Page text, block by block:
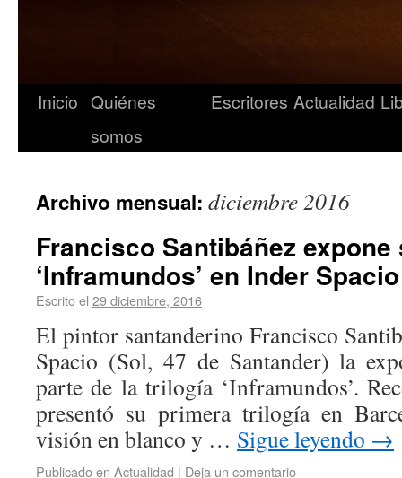
Inicio Quiénes
somos
Escritores Actualidad
Archivo mensual: diciembre 2016
Francisco Santibáñez
‘Inframundos’ en Inder Spacio
Escrito el 29 diciembre, 2016
El pintor santanderino Francisco
Spacio (Sol, 47 de Santander) la
parte de la trilogía ‘Inframundos’.
presentó su primera trilogía en
visión en blanco y … Sigue leyendo →
Publicado en Actualidad | Deja un comentario